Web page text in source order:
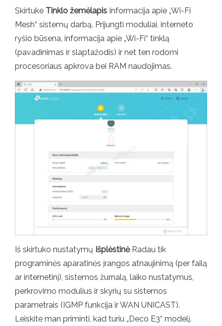
Skirtuke Tinklo žemėlapis Informacija apie „Wi-Fi
Mesh“ sistemų darbą. Prijungti moduliai, interneto
ryšio būsena, informacija apie „Wi-Fi“ tinklą
(pavadinimas ir slaptažodis) ir net ten rodomi
procesoriaus apkrova bei RAM naudojimas.
Iš skirtuko nustatymų IšplėstinėRadau tik
programinės aparatinės įrangos atnaujinimą (per failą
ar internetinį), sistemos žurnalą, laiko nustatymus,
perkrovimo modulius ir skyrių su sistemos
parametrais (IGMP funkcija ir WAN UNICAST).
Leiskite man priminti, kad turiu „Deco E3“ modelį.